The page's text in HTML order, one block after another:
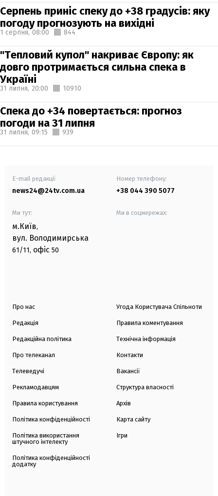
Серпень приніс спеку до +38 градусів: яку
погоду прогнозують на вихідні
1 серпня, 08:00 844
"Тепловий купол" накриває Європу: як
довго протримається сильна спека в
Україні
31 липня, 20:00 10910
Спека до +34 повертається: прогноз
погоди на 31 липня
31 липня, 09:15 939
E-mail редакції
news24@24tv.com.ua
Номер телефону:
+38 044 390 5077
Ми тут:
м.Київ,
вул. Володимирська
61/11, офіс 50
Ми в соцмережах:
Про нас
Редакція
Редакційна політика
Про телеканал
Телеведучі
Рекламодавцям
Правила користування
Політика конфіденційності
Політика використання
штучного інтелекту
Політика конфіденційності
додатку
Угода Користувача Спільноти
Правила коментування
Технічна інформація
Контакти
Вакансії
Структура власності
Архів
Карта сайту
Ігри